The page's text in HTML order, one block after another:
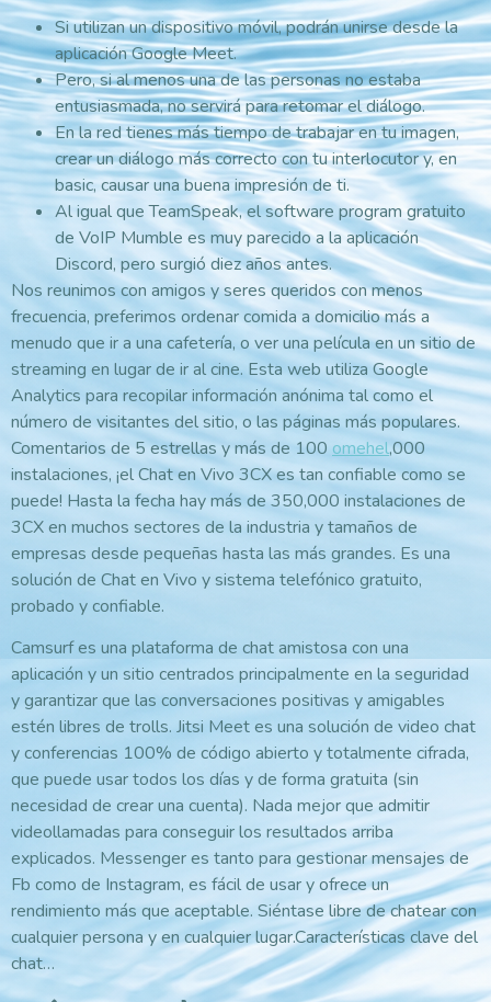
Si utilizan un dispositivo móvil, podrán unirse desde la
aplicación Google Meet.
Pero, si al menos una de las personas no estaba
entusiasmada, no servirá para retomar el diálogo.
En la red tienes más tiempo de trabajar en tu imagen,
crear un diálogo más correcto con tu interlocutor y, en
basic, causar una buena impresión de ti.
Al igual que TeamSpeak, el software program gratuito
de VoIP Mumble es muy parecido a la aplicación
Discord, pero surgió diez años antes.
Nos reunimos con amigos y seres queridos con menos
frecuencia, preferimos ordenar comida a domicilio más a
menudo que ir a una cafetería, o ver una película en un sitio de
streaming en lugar de ir al cine. Esta web utiliza Google
Analytics para recopilar información anónima tal como el
número de visitantes del sitio, o las páginas más populares.
Comentarios de 5 estrellas y más de 100 omehel,000
instalaciones, ¡el Chat en Vivo 3CX es tan confiable como se
puede! Hasta la fecha hay más de 350,000 instalaciones de
3CX en muchos sectores de la industria y tamaños de
empresas desde pequeñas hasta las más grandes. Es una
solución de Chat en Vivo y sistema telefónico gratuito,
probado y confiable.
Camsurf es una plataforma de chat amistosa con una
aplicación y un sitio centrados principalmente en la seguridad
y garantizar que las conversaciones positivas y amigables
estén libres de trolls. Jitsi Meet es una solución de video chat
y conferencias 100% de código abierto y totalmente cifrada,
que puede usar todos los días y de forma gratuita (sin
necesidad de crear una cuenta). Nada mejor que admitir
videollamadas para conseguir los resultados arriba
explicados. Messenger es tanto para gestionar mensajes de
Fb como de Instagram, es fácil de usar y ofrece un
rendimiento más que aceptable. Siéntase libre de chatear con
cualquier persona y en cualquier lugar.Características clave del
chat…